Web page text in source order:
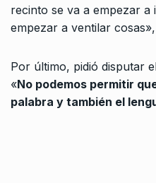
recinto se va a empezar a
empezar a ventilar
Por último, pidió disputar
«No podemos permitir
palabra y también el